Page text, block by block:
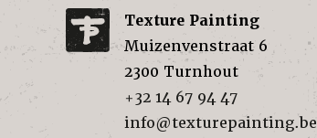
Texture Painting
Muizenvenstraat 6
2300 Turnhout
+32 14 67 94 47
info@texturepainting.be